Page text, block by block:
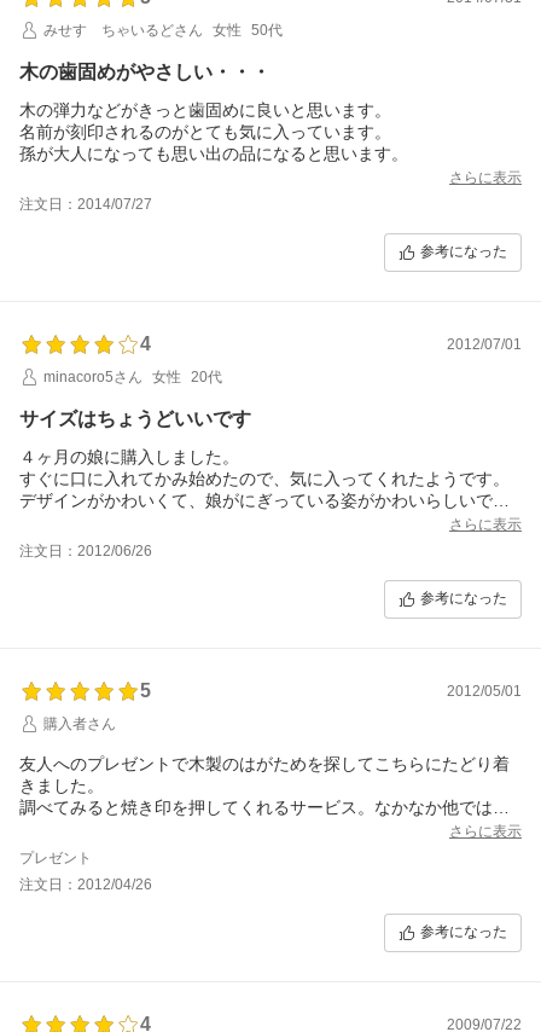
みせす ちゃいるどさん
女性 50代
木の歯固めがやさしい・・・
木の弾力などがきっと歯固めに良いと思います。
名前が刻印されるのがとても気に入っています。
孫が大人になっても思い出の品になると思います。
さらに表示
注文日：2014/07/27
参考になった
4
2012/07/01
minacoro5さん
女性 20代
サイズはちょうどいいです
４ヶ月の娘に購入しました。
すぐに口に入れてかみ始めたので、気に入ってくれたようです。
デザインがかわいくて、娘がにぎっている姿がかわいらしいで
すぐにけば立ってきてしまったのが残念でした。
さらに表示
注文日：2012/06/26
参考になった
5
2012/05/01
購入者さん
友人へのプレゼントで木製のはがためを探してこちらにたどり着
きました。
調べてみると焼き印を押してくれるサービス。なかなか他ではな
到着して確認しましたが、フォルムが可愛くって自分用にも欲し
さらに表示
プレゼント
注文日：2012/04/26
参考になった
4
2009/07/22